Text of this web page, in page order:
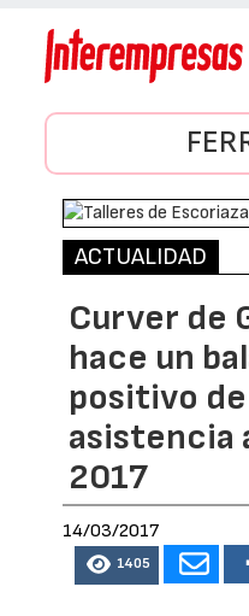
ACTUALIDAD
Curver de
hace un
positivo
asistencia
2017
14/03/2017
1405